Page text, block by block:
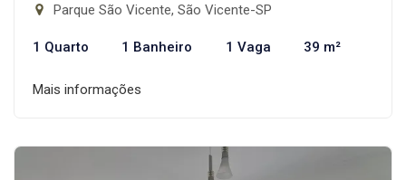
Parque São Vicente, São Vicente-SP
1 Quarto 1 Banheiro 1 Vaga 39 m²
Mais informações